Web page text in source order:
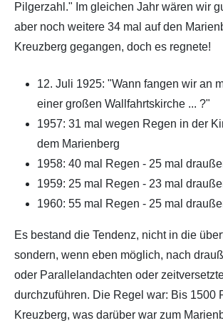
Pilgerzahl." Im gleichen Jahr wären wir
aber noch weitere 34 mal auf den
Kreuzberg gegangen, doch es regnete!
12. Juli 1925: "Wann fangen wir an
einer großen Wallfahrtskirche ... ?"
1957: 31 mal wegen Regen in der
dem Marienberg
1958: 40 mal Regen - 25 mal
1959: 25 mal Regen - 23 mal
1960: 55 mal Regen - 25 mal
Es bestand die Tendenz, nicht in die
sondern, wenn eben möglich, nach
oder Parallelandachten oder
durchzuführen. Die Regel war: Bis 1500
Kreuzberg, was darüber war zum